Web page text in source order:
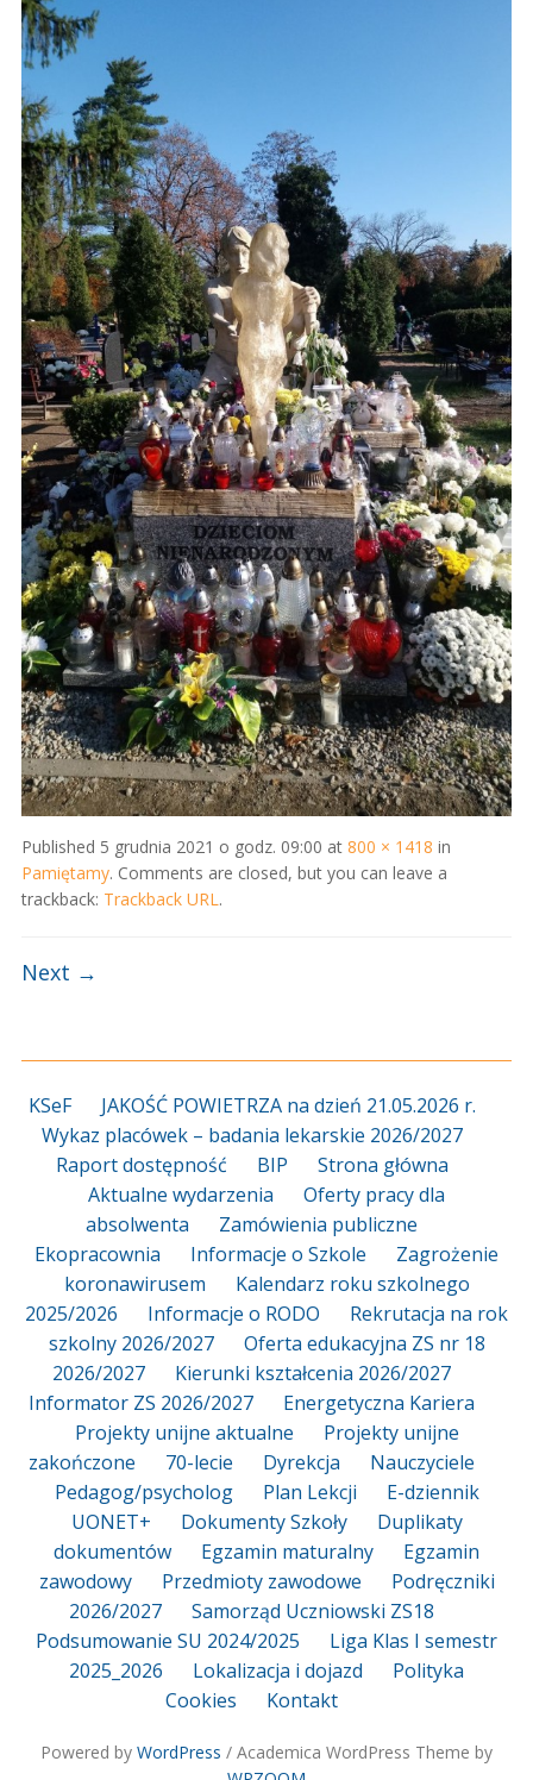
Published 5 grudnia 2021 o godz. 09:00 at 800 × 1418 in
Pamiętamy. Comments are closed, but you can leave a
trackback: Trackback URL.
Next →
KSeF
JAKOŚĆ POWIETRZA na dzień 21.05.2026 r.
Wykaz placówek – badania lekarskie 2026/2027
Raport dostępność
BIP
Strona główna
Aktualne wydarzenia
Oferty pracy dla
absolwenta
Zamówienia publiczne
Ekopracownia
Informacje o Szkole
Zagrożenie
koronawirusem
Kalendarz roku szkolnego
2025/2026
Informacje o RODO
Rekrutacja na rok
szkolny 2026/2027
Oferta edukacyjna ZS nr 18
2026/2027
Kierunki kształcenia 2026/2027
Informator ZS 2026/2027
Energetyczna Kariera
Projekty unijne aktualne
Projekty unijne
zakończone
70-lecie Dyrekcja
Nauczyciele
Pedagog/psycholog
Plan Lekcji
E-dziennik
UONET+
Dokumenty Szkoły
Duplikaty
dokumentów
Egzamin maturalny
Egzamin
zawodowy
Przedmioty zawodowe
Podręczniki
2026/2027
Samorząd Uczniowski ZS18
Podsumowanie SU 2024/2025
Liga Klas I semestr
2025_2026
Lokalizacja i dojazd
Polityka
Cookies
Kontakt
Powered by WordPress / Academica WordPress Theme by